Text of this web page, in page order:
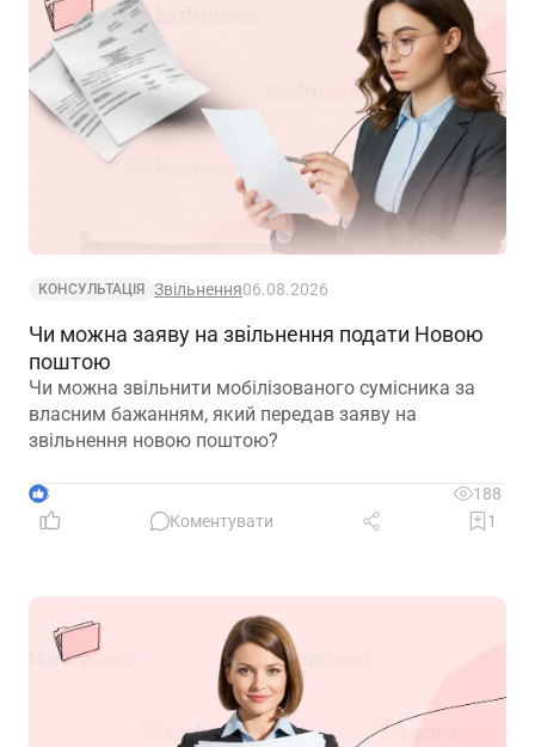
КОНСУЛЬТАЦІЯ Звільнення06.08.2026
Чи можна заяву на звільнення подати Новою
поштою
Чи можна звільнити мобілізованого сумісника за
власним бажанням, який передав заяву на
звільнення новою поштою?
3
188
Коментувати
1